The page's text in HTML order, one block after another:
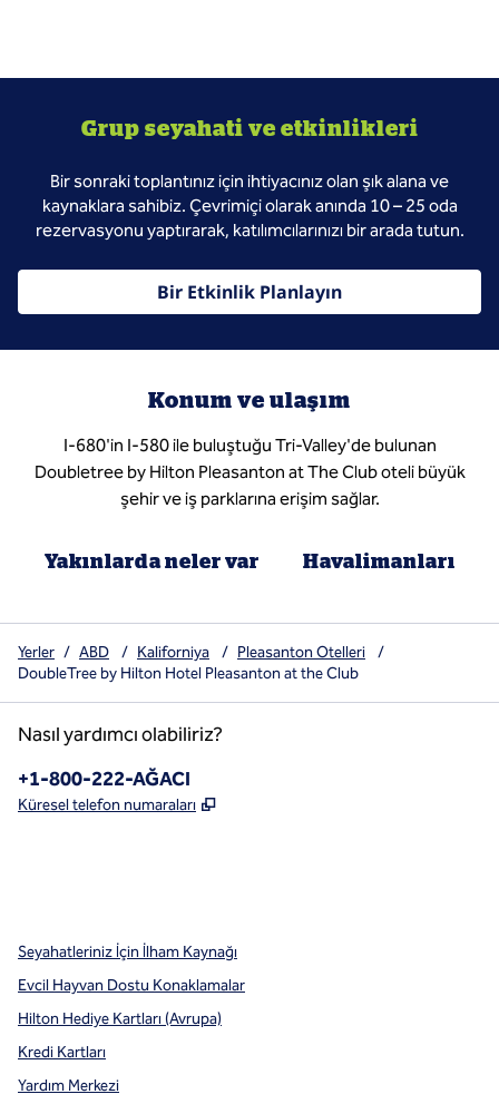
Grup seyahati ve etkinlikleri
Bir sonraki toplantınız için ihtiyacınız olan şık alana ve
kaynaklara sahibiz. Çevrimiçi olarak anında 10 – 25 oda
rezervasyonu yaptırarak, katılımcılarınızı bir arada tutun.
Bir Etkinlik Planlayın
Konum ve ulaşım
I-680'in I-580 ile buluştuğu Tri-Valley'de bulunan
Doubletree by Hilton Pleasanton at The Club oteli büyük
şehir ve iş parklarına erişim sağlar.
Yakınlarda neler var Havalimanları
Yerler / ABD / Kaliforniya / Pleasanton Otelleri
/
DoubleTree by Hilton Hotel Pleasanton at the Club
Nasıl yardımcı olabiliriz?
Telefon:
+1-800-222-AĞACI
Küresel telefon numaraları ,
Seyahatleriniz İçin İlham Kaynağı
Evcil Hayvan Dostu Konaklamalar
Hilton Hediye Kartları (Avrupa)
Kredi Kartları
Yardım Merkezi